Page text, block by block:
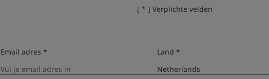
[ * ] Verplichte velden
Email adres * Land *